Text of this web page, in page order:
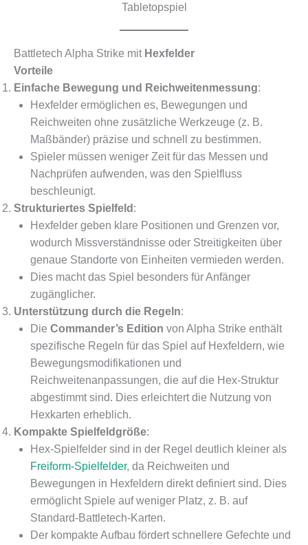
Tabletopspiel
Battletech Alpha Strike mit Hexfelder
Vorteile
Einfache Bewegung und Reichweitenmessung:
Hexfelder ermöglichen es, Bewegungen und
Reichweiten ohne zusätzliche Werkzeuge (z. B.
Maßbänder) präzise und schnell zu bestimmen.
Spieler müssen weniger Zeit für das Messen und
Nachprüfen aufwenden, was den Spielfluss
beschleunigt.
Strukturiertes Spielfeld :
Hexfelder geben klare Positionen und Grenzen vor,
wodurch Missverständnisse oder Streitigkeiten über
genaue Standorte von Einheiten vermieden werden.
Dies macht das Spiel besonders für Anfänger
zugänglicher.
Unterstützung durch die Regeln:
Die Commander’s Edition von Alpha Strike enthält
spezifische Regeln für das Spiel auf Hexfeldern, wie
Bewegungsmodifikationen und
Reichweitenanpassungen, die auf die Hex-Struktur
abgestimmt sind. Dies erleichtert die Nutzung von
Hexkarten erheblich.
Kompakte Spielfeldgröße:
Hex-Spielfelder sind in der Regel deutlich kleiner als
Freiform-Spielfelder, da Reichweiten und
Bewegungen in Hexfeldern direkt definiert sind. Dies
ermöglicht Spiele auf weniger Platz, z. B. auf
Standard-Battletech-Karten.
Der kompakte Aufbau fördert schnellere Gefechte und